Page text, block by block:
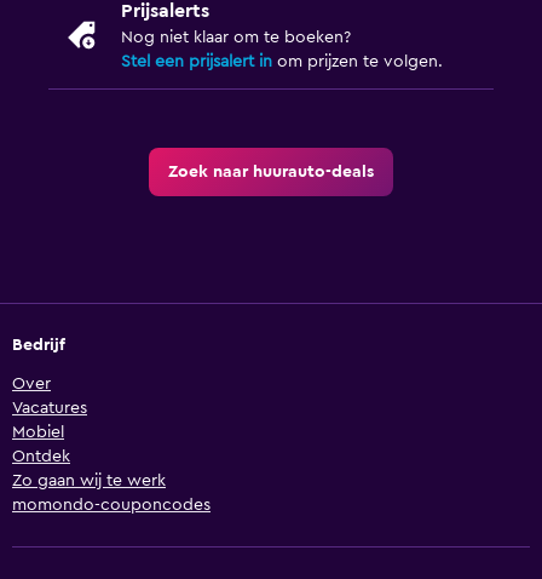
Prijsalerts
Nog niet klaar om te boeken?
Stel een prijsalert in om prijzen te volgen.
Zoek naar huurauto-deals
Bedrijf
Over
Vacatures
Mobiel
Ontdek
Zo gaan wij te werk
momondo-couponcodes